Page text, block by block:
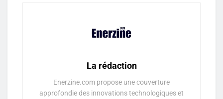
La rédaction
Enerzine.com propose une couverture
approfondie des innovations technologiques et